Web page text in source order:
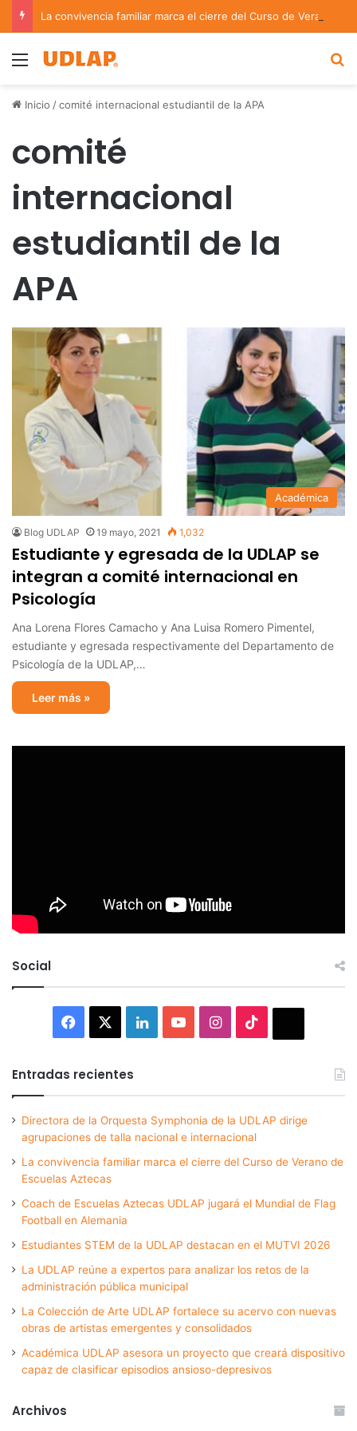
Menu
Inicio /comité internacional estudiantil de la APA
comité
internacional
estudiantil de la
APA
Académica
Blog UDLAP 19 mayo, 2021 1,032
Estudiante y egresada de la UDLAP se
integran a comité internacional en
Psicología
Ana Lorena Flores Camacho y Ana Luisa Romero Pimentel,
estudiante y egresada respectivamente del Departamento de
Psicología de la UDLAP,…
Leer más »
Social
Facebook LinkedInYouTubeInstagram
Entradas recientes
Directora de la Orquesta Symphonia de la UDLAP dirige
agrupaciones de talla nacional e internacional
La convivencia familiar marca el cierre del Curso de Verano de
Escuelas Aztecas
Coach de Escuelas Aztecas UDLAP jugará el Mundial de Flag
Football en Alemania
Estudiantes STEM de la UDLAP destacan en el MUTVI 2026
La UDLAP reúne a expertos para analizar los retos de la
administración pública municipal
La Colección de Arte UDLAP fortalece su acervo con nuevas
obras de artistas emergentes y consolidados
Académica UDLAP asesora un proyecto que creará dispositivo
capaz de clasificar episodios ansioso-depresivos
Archivos